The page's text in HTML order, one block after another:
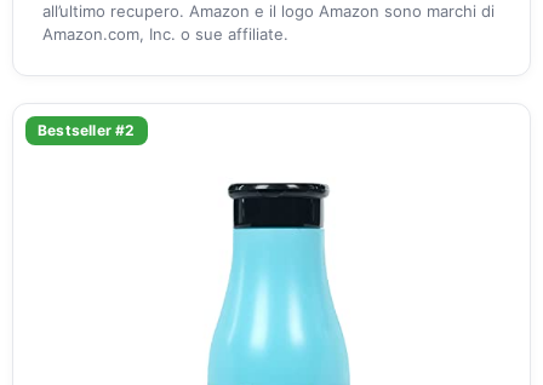
all’ultimo recupero. Amazon e il logo Amazon sono marchi di
Amazon.com, Inc. o sue affiliate.
Bestseller #2